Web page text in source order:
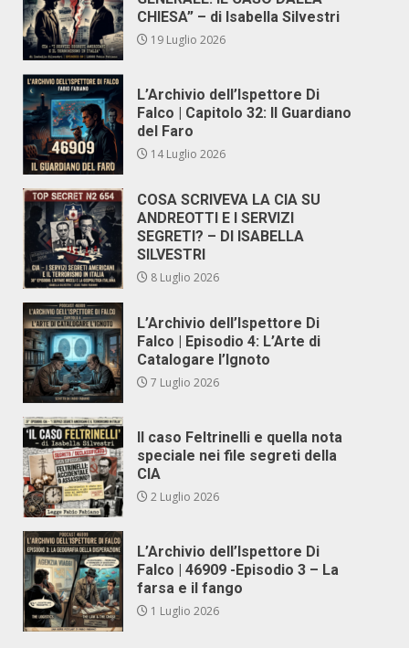
CHIESA” – di Isabella Silvestri
19 Luglio 2026
L’Archivio dell’Ispettore Di
Falco | Capitolo 32: Il Guardiano
del Faro
14 Luglio 2026
COSA SCRIVEVA LA CIA SU
ANDREOTTI E I SERVIZI
SEGRETI? – DI ISABELLA
SILVESTRI
8 Luglio 2026
L’Archivio dell’Ispettore Di
Falco | Episodio 4: L’Arte di
Catalogare l’Ignoto
7 Luglio 2026
Il caso Feltrinelli e quella nota
speciale nei file segreti della
CIA
2 Luglio 2026
L’Archivio dell’Ispettore Di
Falco | 46909 -Episodio 3 – La
farsa e il fango
1 Luglio 2026